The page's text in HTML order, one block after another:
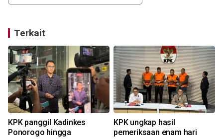
Terkait
KPK panggil Kadinkes
Ponorogo hingga
KPK ungkap hasil
pemeriksaan enam hari